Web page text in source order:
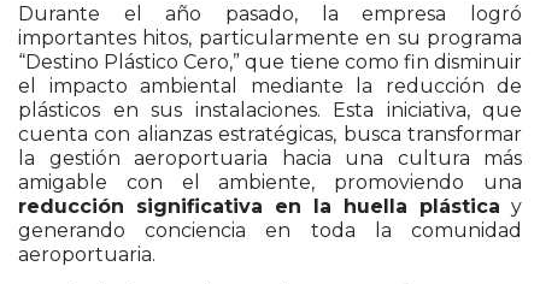
Durante el año pasado, la empresa logró
importantes hitos, particularmente en su programa
“Destino Plástico Cero,” que tiene como fin disminuir
el impacto ambiental mediante la reducción de
plásticos en sus instalaciones. Esta iniciativa, que
cuenta con alianzas estratégicas, busca transformar
la gestión aeroportuaria hacia una cultura más
amigable con el ambiente, promoviendo una
reducción significativa en la huella plástica y
generando conciencia en toda la comunidad
aeroportuaria.